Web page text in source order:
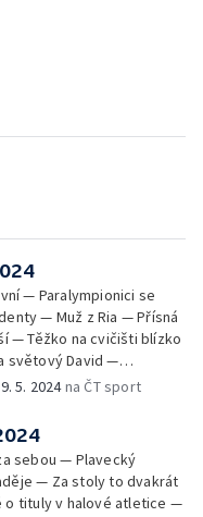
— Paralympionici se
— Muž z Ria — Přísná
— Těžko na cvičišti blízko
světový David —
9. 5. 2024na ČT sport
sebou — Plavecký
— Za stoly to dvakrát
o tituly v halové atletice —